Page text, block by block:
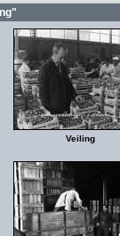
Veiling